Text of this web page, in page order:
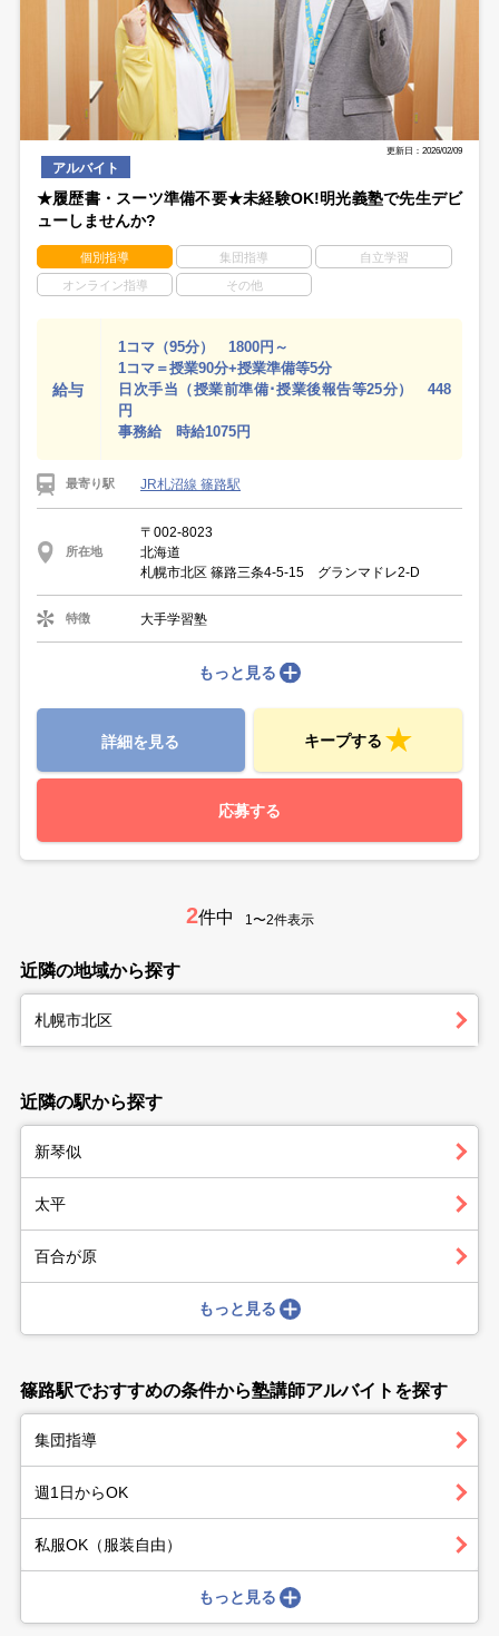
更新日：2026/02/09
アルバイト
★履歴書・スーツ準備不要★未経験OK!明光義塾で先生デビ
ューしませんか?
個別指導 集団指導 自立学習
オンライン指導 その他
給与
1コマ（95分） 1800円～
1コマ＝授業90分+授業準備等5分
日次手当（授業前準備･授業後報告等25分） 448
円
事務給 時給1075円
最寄り駅 JR札沼線 篠路駅
所在地
〒002-8023
北海道
札幌市北区 篠路三条4-5-15 グランマドレ2‐D
特徴 大手学習塾
もっと見る
詳細を見る キープする
応募する
2件中 1〜2件表示
近隣の地域から探す
札幌市北区
近隣の駅から探す
新琴似
太平
百合が原
もっと見る
篠路駅でおすすめの条件から塾講師アルバイトを探す
集団指導
週1日からOK
私服OK（服装自由）
もっと見る